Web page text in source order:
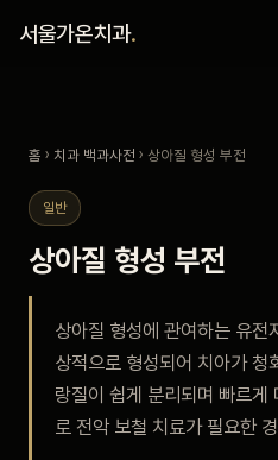
서울가온치과.
진료 안내
안내
예약 안내
홈 › 치과 백과사전 › 상아질 형성 부전
일반
상아질 형성 부전
상아질 형성에 관여하는 유전
상적으로 형성되어 치아가 청
랑질이 쉽게 분리되며 빠르게
로 전악 보철 치료가 필요한